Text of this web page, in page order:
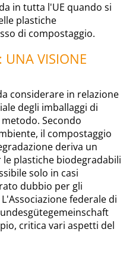
in tutta l'UE quando si
plastiche
di compostaggio.
UNA VISIONE
considerare in relazione
degli imballaggi di
Secondo
il compostaggio
deriva un
plastiche biodegradabili
solo in casi
dubbio per gli
federale di
critica vari aspetti del